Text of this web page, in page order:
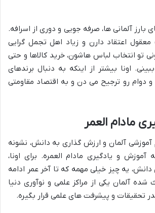
بارز آلمانی ها، صرفه جویی و دوری از اسرافه.
معقول اعتقاد دارن و زیاد اهل تجمل گرایی
تو انتخاب لباس هاشون، خرید کالاها و حتی
اونا بیشتر از اینکه به دنبال برندهای
دوام رو ترجیح می دن و به اقتصاد مقاومتی
مادام العمر
آلمان و ارزش گذاری به دانش، نشونه
و یادگیری مادام العمره. برای اونا،
دانش، یه چیز خیلی مهمه که تا آخر عمر ادامه
آلمان یکی از مراکز علمی و نوآوری دنیا
تحقیقات و پیشرفت های علمی قرار بگیره.